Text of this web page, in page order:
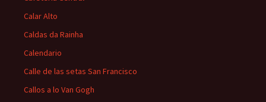
Calar Alto
Caldas da Rainha
Calendario
Calle de las setas San Francisco
Callos a lo Van Gogh